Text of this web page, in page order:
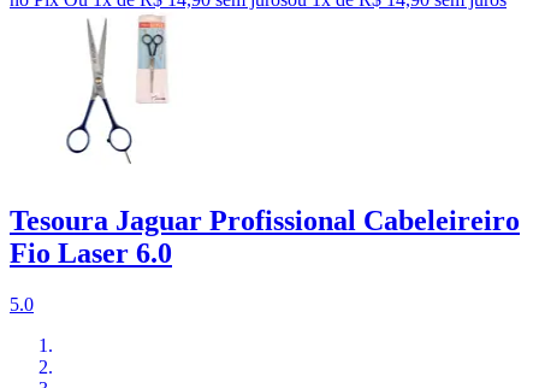
Tesoura Jaguar Profissional Cabeleireiro
Fio Laser 6.0
5.0